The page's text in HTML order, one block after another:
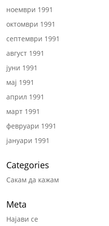
ноември 1991
октомври 1991
септември 1991
август 1991
јуни 1991
мај 1991
април 1991
март 1991
февруари 1991
јануари 1991
Categories
Сакам да кажам
Meta
Најави се